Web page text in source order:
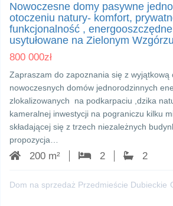
Nowoczesne domy pasywne
otoczeniu natury- komfort,
funkcjonalność ,
usytułowane na Zielonym Wzgórzu
800 000zł
Zapraszam do zapoznania się z wyjątkową
nowoczesnych domów jednorodzinnych
zlokalizowanych na podkarpaciu ,dzika
kameralnej inwestycji na pograniczu kilku
składającej się z trzech niezależnych
propozycja…
200 m² 2 2
Dom na sprzedaż Przedmieście Dubieckie